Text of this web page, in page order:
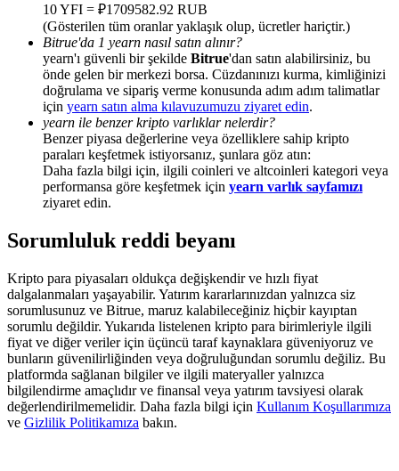
BTC Welcome Rewards
Deposit & Trade BTC to Share 25000 USDT prize pool!
Deposit CASHCAT & Win
Share 500000 CASHCAT prize pool
Exclusive for BitMart Users
Register & Trade to Win 500,000 USDT
Precious Metals Trading Carnival
Trade Gold & Silver · 33,333 USDT Bonus
10 YFI = ₽1709582.92 RUB
(Gösterilen tüm oranlar yaklaşık olup, ücretler hariçtir.)
Bitrue'da 1 yearn nasıl satın alınır?
yearn'ı güvenli bir şekilde Bitrue'dan satın alabilirsiniz, bu
önde gelen bir merkezi borsa. Cüzdanınızı kurma, kimliğinizi
doğrulama ve sipariş verme konusunda adım adım talimatlar
için yearn satın alma kılavuzumuzu ziyaret edin.
yearn ile benzer kripto varlıklar nelerdir?
Benzer piyasa değerlerine veya özelliklere sahip kripto
paraları keşfetmek istiyorsanız, şunlara göz atın:
Daha fazla bilgi için, ilgili coinleri ve altcoinleri kategori veya
performansa göre keşfetmek için yearn varlık sayfamızı
ziyaret edin.
Sorumluluk reddi beyanı
Kripto para piyasaları oldukça değişkendir ve hızlı fiyat
dalgalanmaları yaşayabilir. Yatırım kararlarınızdan yalnızca siz
sorumlusunuz ve Bitrue, maruz kalabileceğiniz hiçbir kayıptan
sorumlu değildir. Yukarıda listelenen kripto para birimleriyle ilgili
fiyat ve diğer veriler için üçüncü taraf kaynaklara güveniyoruz ve
bunların güvenilirliğinden veya doğruluğundan sorumlu değiliz. Bu
platformda sağlanan bilgiler ve ilgili materyaller yalnızca
bilgilendirme amaçlıdır ve finansal veya yatırım tavsiyesi olarak
değerlendirilmemelidir. Daha fazla bilgi için Kullanım Koşullarımıza
ve Gizlilik Politikamıza bakın.